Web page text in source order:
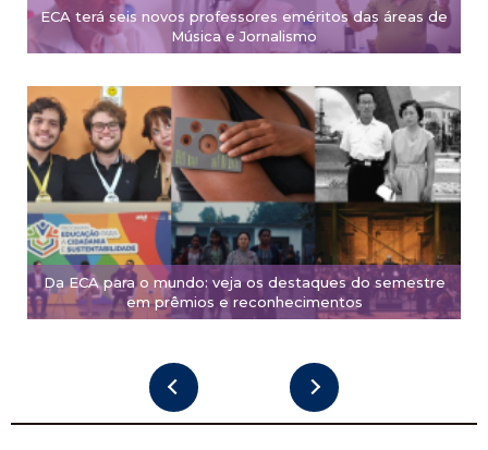
ECA terá seis novos professores eméritos das áreas de
Música e Jornalismo
Da ECA para o mundo: veja os destaques do semestre
em prêmios e reconhecimentos